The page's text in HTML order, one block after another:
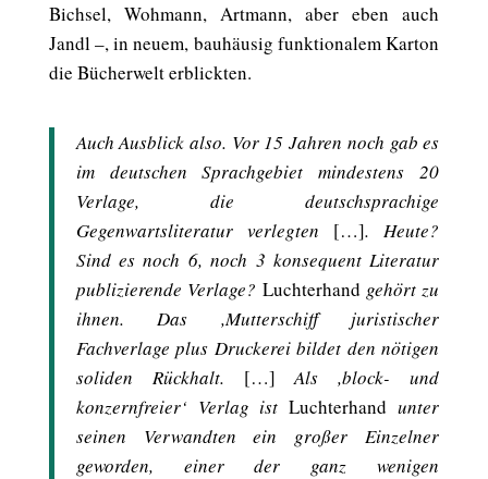
Bichsel, Wohmann, Artmann, aber eben auch
Jandl –, in neuem, bauhäusig funktionalem Karton
die Bücherwelt erblickten.
Auch Ausblick also. Vor 15 Jahren noch gab es
im deutschen Sprachgebiet mindestens 20
Verlage, die deutschsprachige
Gegenwartsliteratur verlegten […]. Heute?
Sind es noch 6, noch 3 konsequent Literatur
publizierende Verlage? Luchterhand gehört zu
ihnen. Das ,Mutterschiff juristischer
Fachverlage plus Druckerei bildet den nötigen
soliden Rückhalt. […]Als ,block- und
konzernfreier‘ Verlag ist Luchterhand unter
seinen Verwandten ein großer Einzelner
geworden, einer der ganz wenigen